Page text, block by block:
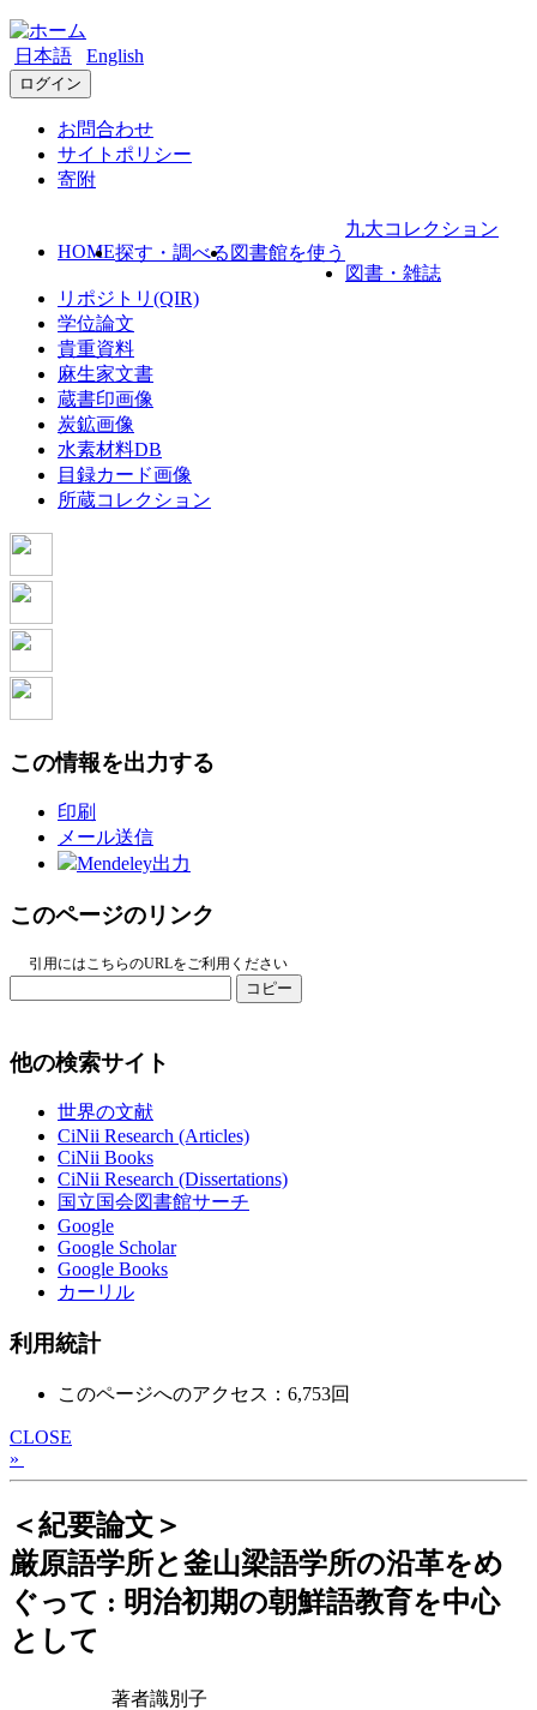
日本語 English
ログイン
お問合わせ
サイトポリシー
寄附
HOME探す・調べる 図書館を使う
九大コレクション
図書・雑誌
リポジトリ(QIR)
学位論文
貴重資料
麻生家文書
蔵書印画像
炭鉱画像
水素材料DB
目録カード画像
所蔵コレクション
この情報を出力する
印刷
メール送信
Mendeley出力
このページのリンク
引用にはこちらのURLをご利用ください
コピー
他の検索サイト
世界の文献
CiNii Research (Articles)
CiNii Books
CiNii Research (Dissertations)
国立国会図書館サーチ
Google
Google Scholar
Google Books
カーリル
利用統計
このページへのアクセス：6,753回
CLOSE
»
＜紀要論文＞
厳原語学所と釜山梁語学所の沿革をめ
ぐって : 明治初期の朝鮮語教育を中心
として
著者識別子